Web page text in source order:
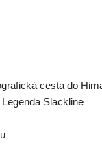
cesta do
Slackline